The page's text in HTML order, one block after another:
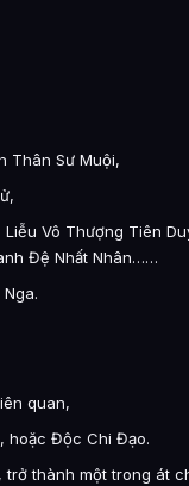
Thân Sư Muội,
Liễu Vô Thượng Tiên
Đệ Nhất Nhân……
quan,
hoặc Độc Chi Đạo.
trở thành một trong át